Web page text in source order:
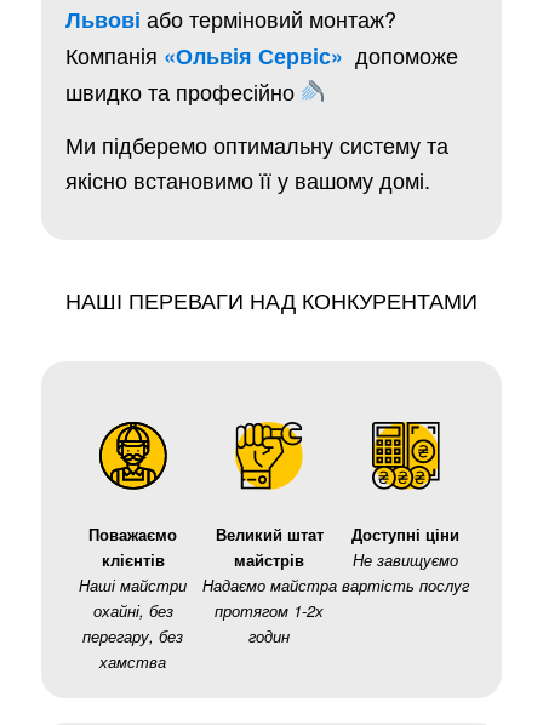
Львові або терміновий монтаж?
Компанія «Ольвія Сервіс» допоможе
швидко та професійно
Ми підберемо оптимальну систему та
якісно встановимо її у вашому домі.
НАШІ ПЕРЕВАГИ НАД КОНКУРЕНТАМИ
Поважаємо
клієнтів
Наші майстри
охайні, без
перегару, без
хамства
Великий штат
майстрів
Надаємо майстра
протягом 1-2х
годин
Доступні ціни
Не завищуємо
вартість послуг